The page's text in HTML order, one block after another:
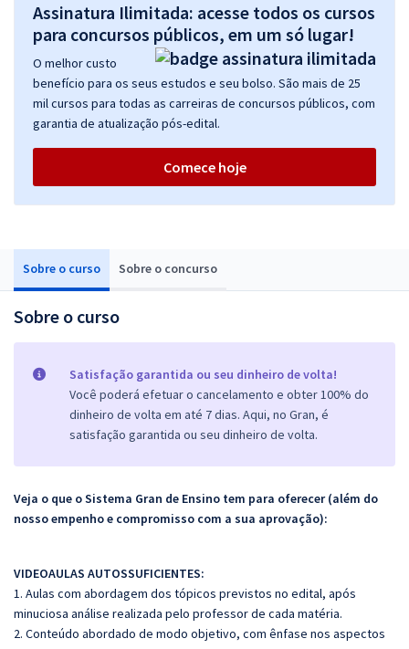
Sobre o curso Sobre o concurso
Sobre o curso
Satisfação garantida ou seu dinheiro de volta!
Você poderá efetuar o cancelamento e obter 100% do
dinheiro de volta em até 7 dias. Aqui, no Gran, é
satisfação garantida ou seu dinheiro de volta.
Veja o que o Sistema Gran de Ensino tem para oferecer (além do
nosso empenho e compromisso com a sua aprovação):
VIDEOAULAS AUTOSSUFICIENTES:
1. Aulas com abordagem dos tópicos previstos no edital, após
minuciosa análise realizada pelo professor de cada matéria.
2. Conteúdo abordado de modo objetivo, com ênfase nos aspectos
Assinatura Ilimitada: acesse todos os cursos
para concursos públicos, em um só lugar!
O melhor custo
benefício para os seus estudos e seu bolso. São mais de 25
mil cursos para todas as carreiras de concursos públicos, com
garantia de atualização pós-edital.
Comece hoje